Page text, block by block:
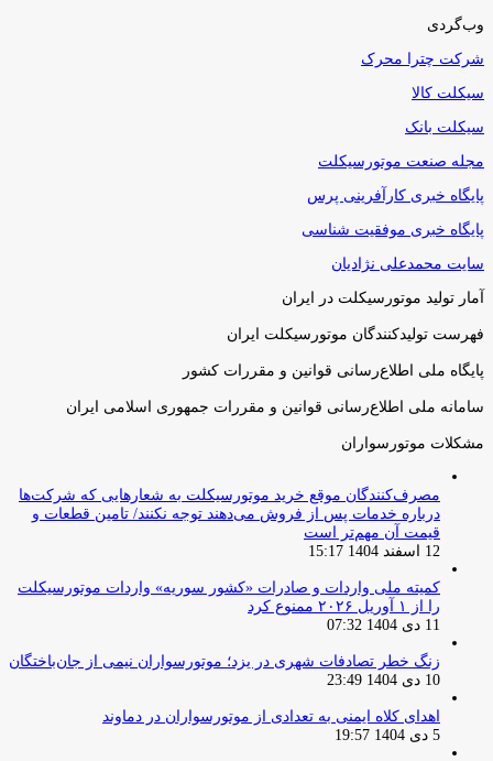
وب‌گردی
شرکت چترا محرک
سیکلت کالا
سیکلت بانک
مجله صنعت موتورسیکلت
پایگاه خبری کارآفرینی پرس
پایگاه خبری موفقیت شناسی
سایت محمدعلی نژادیان
آمار تولید موتورسیکلت در ایران
فهرست تولیدکنندگان موتورسیکلت ایران
پایگاه ملی اطلاع‌رسانی قوانین و مقررات کشور
سامانه ملی اطلاع‌رسانی قوانین و مقررات جمهوری اسلامی ایران
مشکلات موتورسواران
مصرف‌کنندگان موقع خرید موتورسیکلت به شعارهایی که شرکت‌ها
درباره خدمات پس از فروش می‌دهند توجه نکنند/ تامین قطعات و
قیمت آن مهم‌تر است
12 اسفند 1404 15:17
کمیته ملی واردات و صادرات «کشور سوریه» واردات موتورسیکلت
را از ۱ آوریل ۲۰۲۶ ممنوع کرد
11 دی 1404 07:32
زنگ خطر تصادفات شهری در یزد؛ موتورسواران نیمی از جان‌باختگان
10 دی 1404 23:49
اهدای کلاه ایمنی به تعدادی از موتورسواران در دماوند
5 دی 1404 19:57